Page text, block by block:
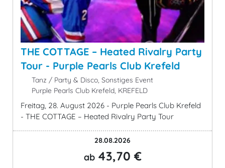
THE COTTAGE – Heated Rivalry Party
Tour - Purple Pearls Club Krefeld
Tanz / Party & Disco, Sonstiges Event
Purple Pearls Club Krefeld, KREFELD
Freitag, 28. August 2026 - Purple Pearls Club Krefeld
- THE COTTAGE – Heated Rivalry Party Tour
28.08.2026
ab 43,70 €